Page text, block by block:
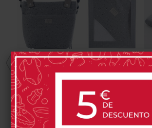
UZTURRE
Uzturre Tilda
Bolso Talega
72,00 €
0 opinión(es)
UZTURRE
Capa De Baño
XL Uzturre Tilda
44,00 €
0 opinión(es)